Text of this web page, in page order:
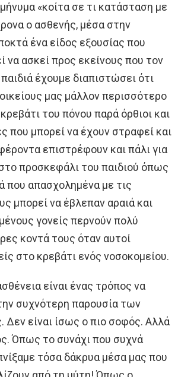
«κοίτα σε τι κατάσταση με
ο ασθενής, μέσα στην
ένα είδος εξουσίας που
να ασκεί προς εκείνους που τον
έχουμε διαπιστώσει ότι
μας μάλλον περισσότερο
του πόνου παρά όρθιοι και
που μπορεί να έχουν στραφεί και
επιστρέφουν και πάλι για
προσκεφάλι του παιδιού όπως
που απασχολημένα με τις
μπορεί να έβλεπαν αραιά και
γονείς περνούν πολύ
κοντά τους όταν αυτοί
στο κρεβάτι ενός νοσοκομείου.
είναι ένας τρόπος να
συχνότερη παρουσία των
Δεν είναι ίσως ο πιο σοφός. Αλλά
Όπως το συνάχι που συχνά
τόσα δάκρυα μέσα μας που